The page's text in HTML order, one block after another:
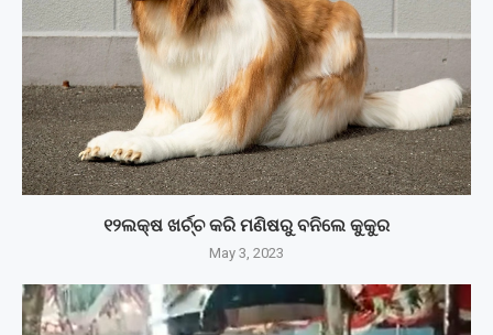
୧୨ଲକ୍ଷ ଖର୍ଚ୍ଚ କରି ମଣିଷରୁ ବନିଲେ କୁକୁର
May 3, 2023